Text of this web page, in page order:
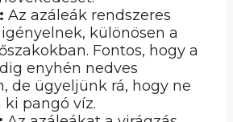
Az azáleák rendszeres
különösen a
Fontos, hogy a
enyhén nedves
de ügyeljünk rá, hogy ne
pangó víz.